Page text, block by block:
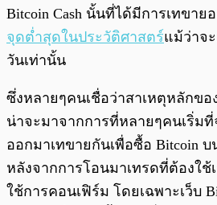
Bitcoin Cash นั้นที่ได้มีการเทขาย
จุดต่ำสุดในประวัติศาสตร์แม้ว่าจ
วันเท่านั้น
ซึ่งหลายๆคนเชื่อว่าสาเหตุหลักขอ
น่าจะมาจากการที่หลายๆคนเริ่มที่
ออกมาเทขายกันเพื่อซื้อ Bitcoin บ
หลังจากการโอนมาเทรดที่ต้องใช้
ใช้การคอนเฟิร์ม โดยเฉพาะเว็บ